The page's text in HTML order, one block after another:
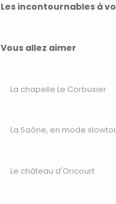
Les incontournables à
Vous allez aimer
La chapelle Le Corbusier
La Saône, en mode
Le château d'Oricourt